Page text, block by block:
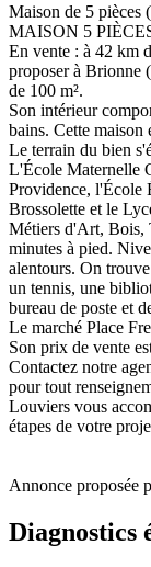
Maison de 5 pièces
MAISON 5
En vente : à 42 km
proposer à Brionne
de 100 m².
Son intérieur
bains. Cette maison
Le terrain du bien
L'École Maternelle
Providence, l'École
Brossolette et le
Métiers d'Art, Bois,
minutes à pied.
alentours. On
un tennis, une
bureau de poste et
Le marché Place
Son prix de vente
Contactez notre
pour tout
Louviers vous
étapes de votre
Annonce proposée
Diagnostics